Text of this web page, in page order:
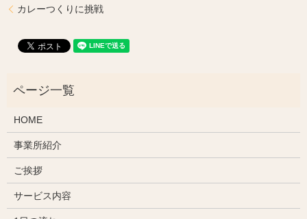
カレーつくりに挑戦
HOME
事業所紹介
ご挨拶
サービス内容